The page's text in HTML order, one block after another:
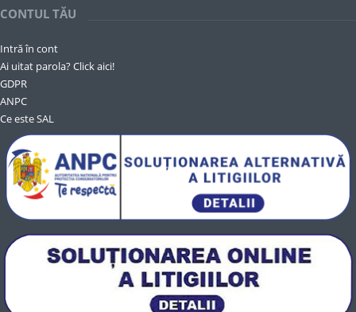
CONTUL TĂU
Intră în cont
Ai uitat parola? Click aici!
GDPR
ANPC
Ce este SAL